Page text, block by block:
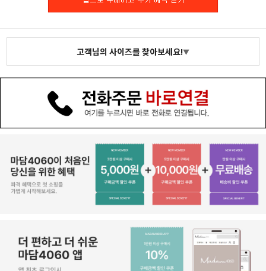
고객님의 사이즈를 찾아보세요!▼